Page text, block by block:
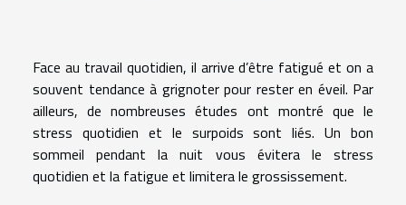
Face au travail quotidien, il arrive d’être fatigué et on a
souvent tendance à grignoter pour rester en éveil. Par
ailleurs, de nombreuses études ont montré que le
stress quotidien et le surpoids sont liés. Un bon
sommeil pendant la nuit vous évitera le stress
quotidien et la fatigue et limitera le grossissement.